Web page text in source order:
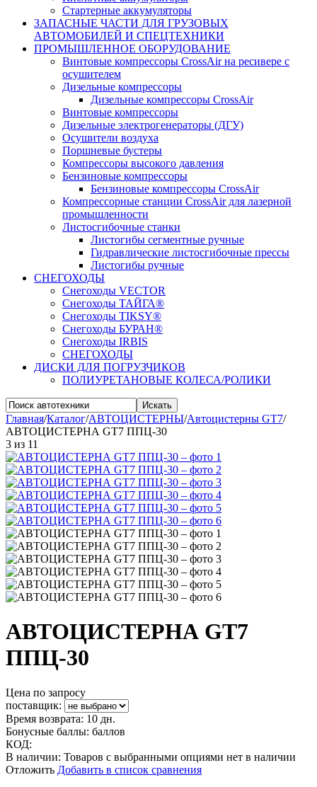
Стартерные аккумуляторы
ЗАПАСНЫЕ ЧАСТИ ДЛЯ ГРУЗОВЫХ
АВТОМОБИЛЕЙ И СПЕЦТЕХНИКИ
ПРОМЫШЛЕННОЕ ОБОРУДОВАНИЕ
Винтовые компрессоры CrossAir на ресивере с
осушителем
Дизельные компрессоры
Дизельные компрессоры CrossAir
Винтовые компрессоры
Дизельные электрогенераторы (ДГУ)
Осушители воздуха
Поршневые бустеры
Компрессоры высокого давления
Бензиновые компрессоры
Бензиновые компрессоры CrossAir
Компрессорные станции CrossAir для лазерной
промышленности
Листосгибочные станки
Листогибы сегментные ручные
Гидравлические листосгибочные прессы
Листогибы ручные
СНЕГОХОДЫ
Снегоходы VECTOR
Снегоходы ТАЙГА®
Снегоходы TIKSY®
Снегоходы БУРАН®
Снегоходы IRBIS
СНЕГОХОДЫ
ДИСКИ ДЛЯ ПОГРУЗЧИКОВ
ПОЛИУРЕТАНОВЫЕ КОЛЕСА/РОЛИКИ
Искать
Главная/Каталог/АВТОЦИСТЕРНЫ/Автоцистерны GT7/
АВТОЦИСТЕРНА GT7 ППЦ-30
3 из 11
АВТОЦИСТЕРНА GT7
ППЦ-30
Цена по запросу
поставщик:
Время возврата: 10 дн.
Бонусные баллы: баллов
КОД:
В наличии: Товаров с выбранными опциями нет в наличии
Отложить Добавить в список сравнения